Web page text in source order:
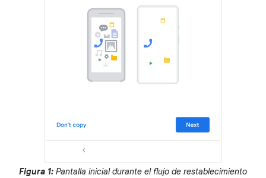
Figura 1: Pantalla inicial durante el flujo de restablecimiento